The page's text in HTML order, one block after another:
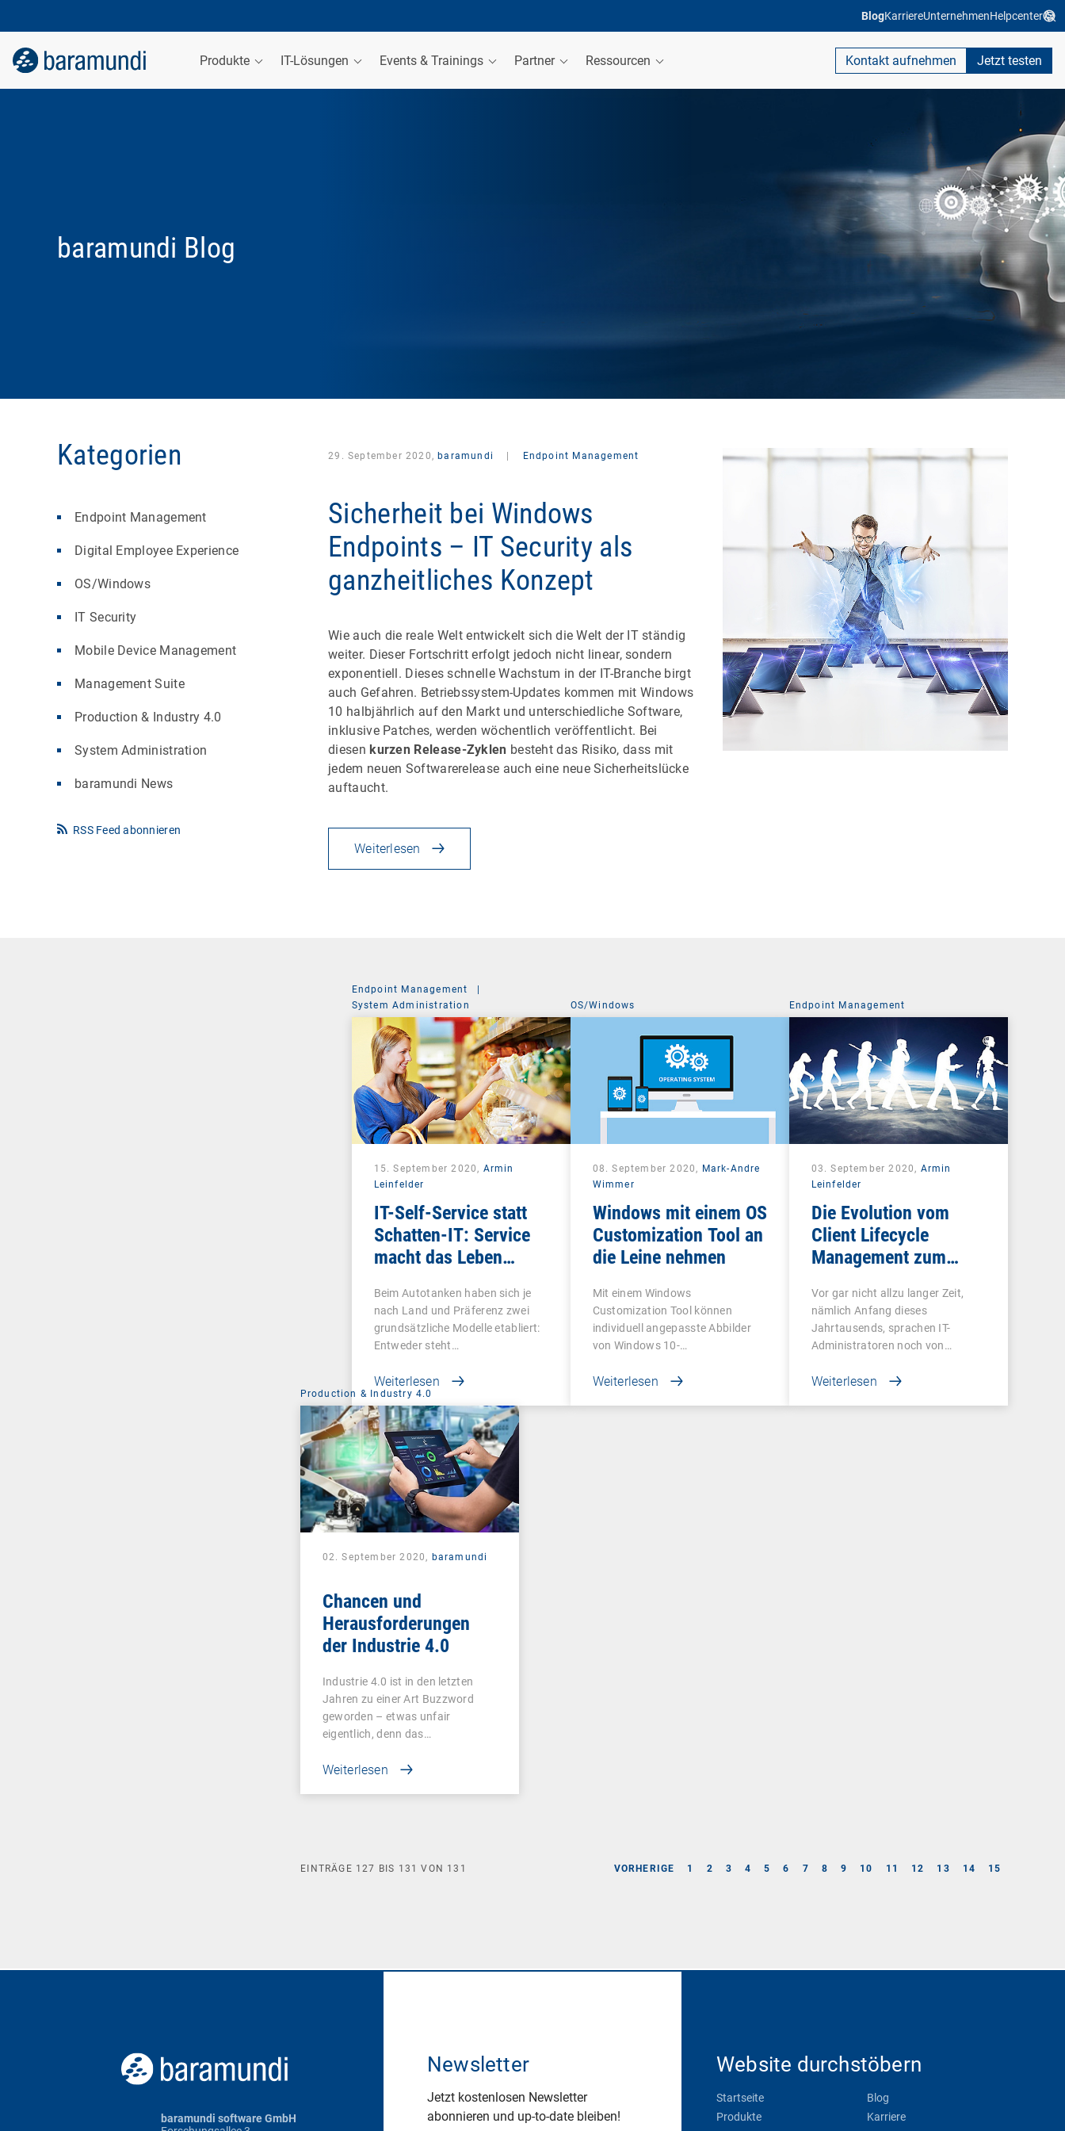
BlogKarriereUnternehmenHelpcenter
Produkte IT-Lösungen Events & Trainings Partner Ressourcen Kontakt aufnehmen Jetzt testen
baramundi Blog
Kategorien
Endpoint Management
Digital Employee Experience
OS/Windows
IT Security
Mobile Device Management
Management Suite
Production & Industry 4.0
System Administration
baramundi News
RSS Feed abonnieren
29. September 2020, baramundi Endpoint Management
Sicherheit bei Windows
Endpoints – IT Security als
ganzheitliches Konzept
Wie auch die reale Welt entwickelt sich die Welt der IT ständig
weiter. Dieser Fortschritt erfolgt jedoch nicht linear, sondern
exponentiell. Dieses schnelle Wachstum in der IT-Branche birgt
auch Gefahren. Betriebssystem-Updates kommen mit Windows
10 halbjährlich auf den Markt und unterschiedliche Software,
inklusive Patches, werden wöchentlich veröffentlicht. Bei
diesen kurzen Release-Zyklen besteht das Risiko, dass mit
jedem neuen Softwarerelease auch eine neue Sicherheitslücke
auftaucht.
Weiterlesen
Endpoint Management
|
System Administration
15. September 2020, Armin
Leinfelder
IT-Self-Service statt
Schatten-IT: Service
macht das Leben
Beim Autotanken haben sich je
nach Land und Präferenz zwei
grundsätzliche Modelle etabliert:
Entweder steht…
Weiterlesen
OS/Windows
08. September 2020, Mark-Andre
Wimmer
Windows mit einem OS
Customization Tool an
die Leine nehmen
Mit einem Windows
Customization Tool können
individuell angepasste Abbilder
von Windows 10-
Weiterlesen
Endpoint Management
03. September 2020, Armin
Leinfelder
Die Evolution vom
Client Lifecycle
Management zum
Management
Vor gar nicht allzu langer Zeit,
nämlich Anfang dieses
Jahrtausends, sprachen IT-
Administratoren noch von…
Weiterlesen
Production & Industry 4.0
02. September 2020, baramundi
Chancen und
Herausforderungen
der Industrie 4.0
Industrie 4.0 ist in den letzten
Jahren zu einer Art Buzzword
geworden – etwas unfair
eigentlich, denn das…
Weiterlesen
VORHERIGE 1 2 3 4 5 6 7 8 9 10 11 12 13 14 15
EINTRÄGE 127 BIS 131 VON 131
baramundi software GmbH
Newsletter
Jetzt kostenlosen Newsletter
abonnieren und up-to-date bleiben!
Website durchstöbern
Startseite
Produkte
Blog
Karriere